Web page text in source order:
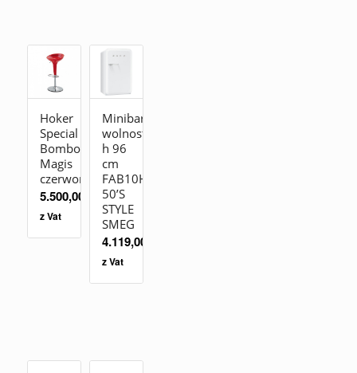
Hoker
Special
Bombo
Magis
czerwony
5.500,00
z Vat
Minibar
wolnostojąca
h 96
cm
FAB10HRWH2
50’S
STYLE
SMEG
4.119,00
z Vat